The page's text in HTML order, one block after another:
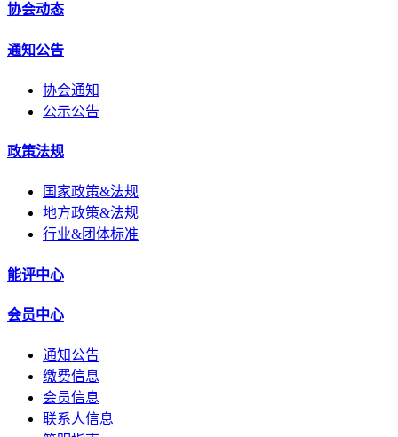
协会动态
通知公告
协会通知
公示公告
政策法规
国家政策&法规
地方政策&法规
行业&团体标准
能评中心
会员中心
通知公告
缴费信息
会员信息
联系人信息